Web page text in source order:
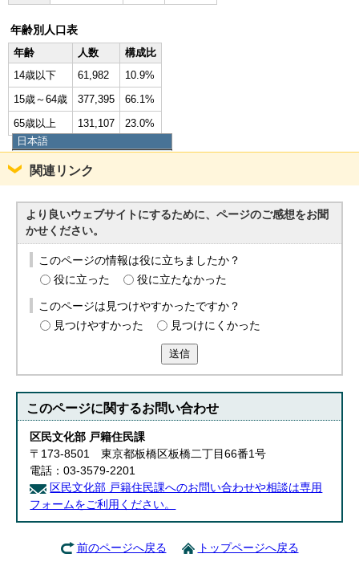
日本語
English
한국어
简体中文
繁體中文
年齢別人口表
年齢
人数
構成比
14歳以下
61,982
10.9%
15歳～64歳
377,395
66.1%
65歳以上
131,107 23.0%
関連リンク
より良いウェブサイトにするために、ページのご感想をお聞
かせください。
このページの情報は役に立ちましたか？
役に立った
役に立たなかった
このページは見つけやすかったですか？
見つけやすかった
見つけにくかった
送信
このページに関するお問い合わせ
区民文化部 戸籍住民課
〒173-8501 東京都板橋区板橋二丁目66番1号
電話：03-3579-2201
区民文化部 戸籍住民課へのお問い合わせや相談は専用
フォームをご利用ください。
前のページへ戻る トップページへ戻る